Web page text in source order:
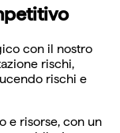
con il nostro
rischi,
rischi e
e risorse, con un